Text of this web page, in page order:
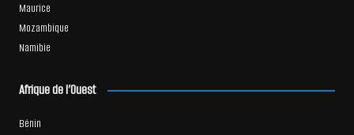
Maurice
Mozambique
Namibie
Afrique de l’Ouest
Bénin